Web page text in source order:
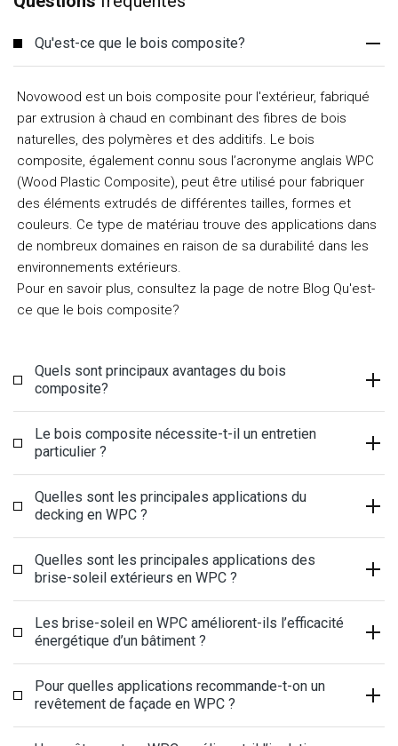
Qu'est-ce que le bois composite?
Novowood est un bois composite pour l'extérieur, fabriqué
par extrusion à chaud en combinant des fibres de bois
naturelles, des polymères et des additifs. Le bois
composite, également connu sous l’acronyme anglais WPC
(Wood Plastic Composite), peut être utilisé pour fabriquer
des éléments extrudés de différentes tailles, formes et
couleurs. Ce type de matériau trouve des applications dans
de nombreux domaines en raison de sa durabilité dans les
environnements extérieurs.
Pour en savoir plus, consultez la page de notre Blog Qu'est-
ce que le bois composite?
Quels sont principaux avantages du bois
composite?
Le bois composite nécessite-t-il un entretien
particulier ?
Quelles sont les principales applications du
decking en WPC ?
Quelles sont les principales applications des
brise-soleil extérieurs en WPC ?
Les brise-soleil en WPC améliorent-ils l’efficacité
énergétique d’un bâtiment ?
Pour quelles applications recommande-t-on un
revêtement de façade en WPC ?